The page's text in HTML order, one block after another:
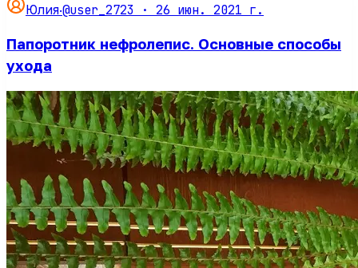
Юлия·@user_2723 · 26 июн. 2021 г.
Папоротник нефролепис. Основные способы
ухода